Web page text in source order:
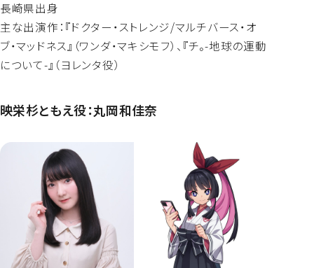
長崎県出身
主な出演作：『ドクター・ストレンジ/マルチバース・オ
ブ・マッドネス』（ワンダ・マキシモフ）、『チ。-地球の運動
について-』（ヨレンタ役）
映栄杉ともえ役：丸岡和佳奈